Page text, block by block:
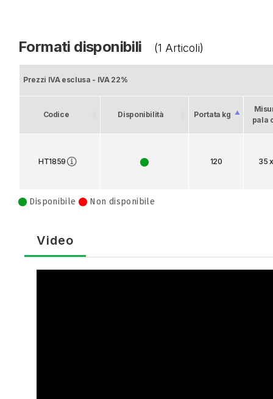
Formati disponibili (1 Articoli)
Prezzi IVA esclusa - IVA 22%
Codice
Disponibilità Portata kg
pala
HT1859 120 35
Disponibile Non disponibile
Video